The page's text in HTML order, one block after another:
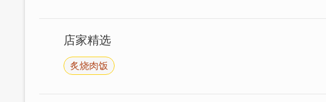
店家精选
炙烧肉饭